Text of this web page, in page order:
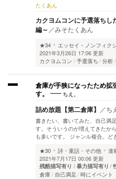
たくあん
カクヨムコンに予選落ち
編～ ／みそたくあん
★34 エッセイ・ノンフィク
2021年3月26日 17:06 更新
カクヨムコン
予選落ち 分析
倉庫が手狭になったため拡
す。
ちえ。
詰め放題【第二倉庫】 ／ち
書きたい、書いてみた、自己満
す。そういうのが増えてきたか
も多いです。 ジャンル複合。
★30
詩・童話・その他 連
2021年7月17日 00:06 更新
残酷描写有り 暴力描写有り
倉庫 自己満足 時にイベント